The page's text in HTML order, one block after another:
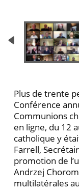
Plus de trente
Conférence
Communions
en ligne, du 12
catholique y
Farrell,
promotion de
Andrzej
multilatérales